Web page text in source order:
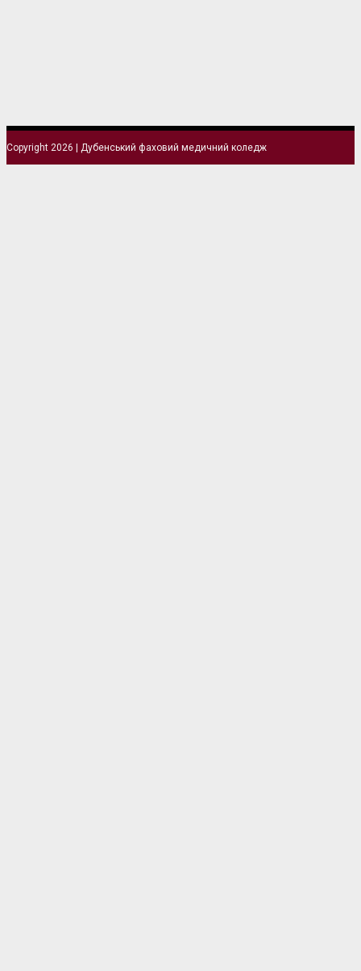
Copyright 2026 | Дубенський фаховий медичний коледж